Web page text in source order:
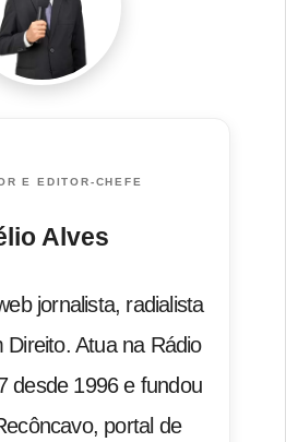
E EDITOR-CHEFE
Alves
jornalista, radialista
Direito. Atua na Rádio
desde 1996 e fundou
portal de